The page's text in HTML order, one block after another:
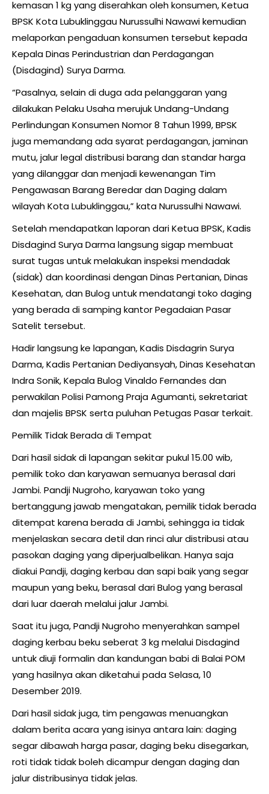
kemasan 1 kg yang diserahkan oleh konsumen, Ketua
BPSK Kota Lubuklinggau Nurussulhi Nawawi kemudian
melaporkan pengaduan konsumen tersebut kepada
Kepala Dinas Perindustrian dan Perdagangan
(Disdagind) Surya Darma.
“Pasalnya, selain di duga ada pelanggaran yang
dilakukan Pelaku Usaha merujuk Undang-Undang
Perlindungan Konsumen Nomor 8 Tahun 1999, BPSK
juga memandang ada syarat perdagangan, jaminan
mutu, jalur legal distribusi barang dan standar harga
yang dilanggar dan menjadi kewenangan Tim
Pengawasan Barang Beredar dan Daging dalam
wilayah Kota Lubuklinggau,” kata Nurussulhi Nawawi.
Setelah mendapatkan laporan dari Ketua BPSK, Kadis
Disdagind Surya Darma langsung sigap membuat
surat tugas untuk melakukan inspeksi mendadak
(sidak) dan koordinasi dengan Dinas Pertanian, Dinas
Kesehatan, dan Bulog untuk mendatangi toko daging
yang berada di samping kantor Pegadaian Pasar
Satelit tersebut.
Hadir langsung ke lapangan, Kadis Disdagrin Surya
Darma, Kadis Pertanian Dediyansyah, Dinas Kesehatan
Indra Sonik, Kepala Bulog Vinaldo Fernandes dan
perwakilan Polisi Pamong Praja Agumanti, sekretariat
dan majelis BPSK serta puluhan Petugas Pasar terkait.
Pemilik Tidak Berada di Tempat
Dari hasil sidak di lapangan sekitar pukul 15.00 wib,
pemilik toko dan karyawan semuanya berasal dari
Jambi. Pandji Nugroho, karyawan toko yang
bertanggung jawab mengatakan, pemilik tidak berada
ditempat karena berada di Jambi, sehingga ia tidak
menjelaskan secara detil dan rinci alur distribusi atau
pasokan daging yang diperjualbelikan. Hanya saja
diakui Pandji, daging kerbau dan sapi baik yang segar
maupun yang beku, berasal dari Bulog yang berasal
dari luar daerah melalui jalur Jambi.
Saat itu juga, Pandji Nugroho menyerahkan sampel
daging kerbau beku seberat 3 kg melalui Disdagind
untuk diuji formalin dan kandungan babi di Balai POM
yang hasilnya akan diketahui pada Selasa, 10
Desember 2019.
Dari hasil sidak juga, tim pengawas menuangkan
dalam berita acara yang isinya antara lain: daging
segar dibawah harga pasar, daging beku disegarkan,
roti tidak tidak boleh dicampur dengan daging dan
jalur distribusinya tidak jelas.